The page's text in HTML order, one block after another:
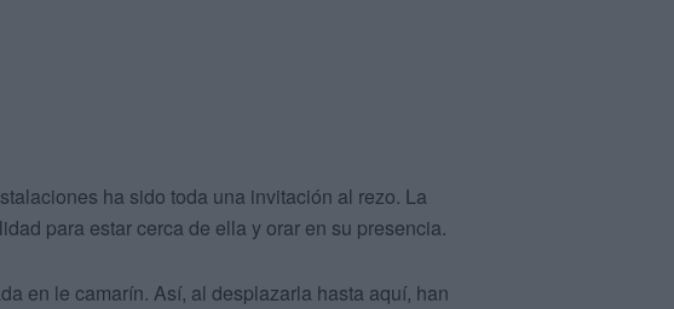
ha sido toda una invitación al rezo. La
para estar cerca de ella y orar en su presencia.
en le camarín. Así, al desplazarla hasta aquí, han